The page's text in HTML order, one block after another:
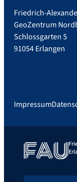
Friedrich-
GeoZentrum
Schlossgarten 5
91054 Erlangen
Impressum